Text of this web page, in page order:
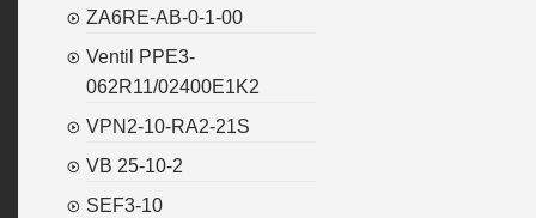
ZA6RE-AB-0-1-00
Ventil PPE3-
062R11/02400E1K2
VPN2-10-RA2-21S
VB 25-10-2
SEF3-10